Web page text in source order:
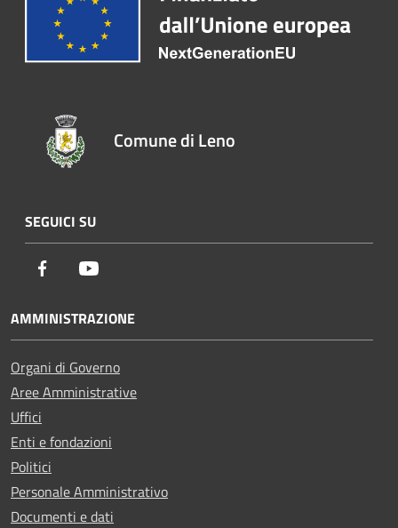
Comune di Leno
SEGUICI SU
Facebook
AMMINISTRAZIONE
Organi di Governo
Aree Amministrative
Uffici
Enti e fondazioni
Politici
Personale Amministrativo
Documenti e dati